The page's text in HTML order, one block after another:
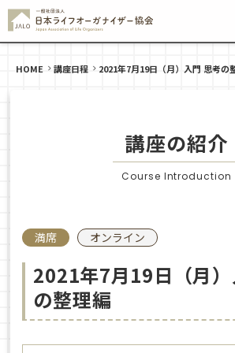
HOME 講座日程 2021年7月19日（月）入門 思考の
講座の紹介
Course Introduction
満席 オンライン
2021年7月19日（月
の整理編